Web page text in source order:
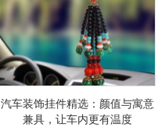
汽车装饰挂件精选：颜值与寓意
兼具，让车内更有温度